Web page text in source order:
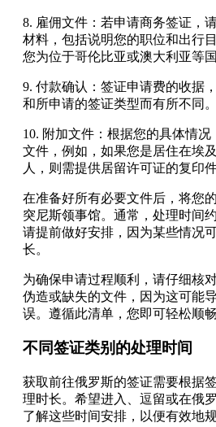
8. 雇佣文件：若申请商务签证，
材料，包括说明您的职位和出行
您为位于哥伦比亚或澳大利亚等
9. 付款确认：签证申请费的收据
和所申请的签证类型而有所不同。
10. 附加文件：根据您的具体情
文件，例如，如果您是居住在埃
人，则需提供居留许可证的复印件
在准备好所有必要文件后，将您
突尼斯领事馆。通常，处理时间
请提前做好安排，因为某些情况
长。
为确保申请过程顺利，请仔细核
伪造或缺失的文件，因为这可能
误。遵循此清单，您即可轻松顺
不同签证类别的处理时间
获取前往俄罗斯的签证需要根据
理时长。希望进入、逗留或在俄
了解这些时间安排，以便有效地规